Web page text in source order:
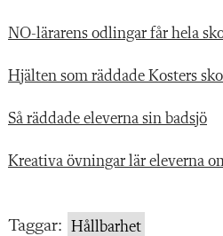
NO-lärarens odlingar får hela
Hjälten som räddade Kosters
Så räddade eleverna sin badsjö
Kreativa övningar lär eleverna
Taggar: Hållbarhet